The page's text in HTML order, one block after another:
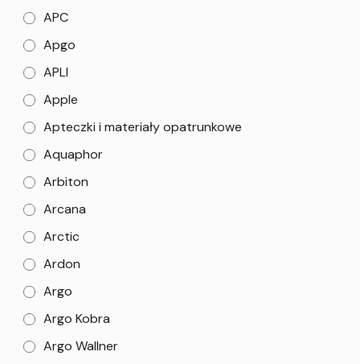
APC
Apgo
APLI
Apple
Apteczki i materiały opatrunkowe
Aquaphor
Arbiton
Arcana
Arctic
Ardon
Argo
Argo Kobra
Argo Wallner